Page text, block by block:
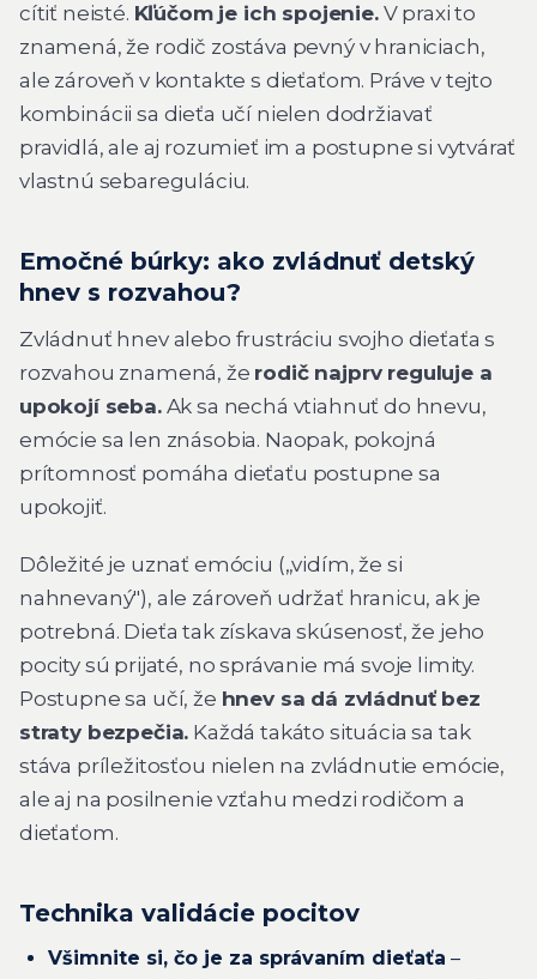
cítiť neisté. Kľúčom je ich spojenie.V praxi to
znamená, že rodič zostáva pevný v hraniciach,
ale zároveň v kontakte s dieťaťom. Práve v tejto
kombinácii sa dieťa učí nielen dodržiavať
pravidlá, ale aj rozumieť im a postupne si vytvárať
vlastnú sebareguláciu.
Emočné búrky: ako zvládnuť detský
hnev s rozvahou?
Zvládnuť hnev alebo frustráciu svojho dieťaťa s
rozvahou znamená, že rodič najprv reguluje a
upokojí seba.Ak sa nechá vtiahnuť do hnevu,
emócie sa len znásobia. Naopak, pokojná
prítomnosť pomáha dieťaťu postupne sa
upokojiť.
Dôležité je uznať emóciu („vidím, že si
nahnevaný"), ale zároveň udržať hranicu, ak je
potrebná. Dieťa tak získava skúsenosť, že jeho
pocity sú prijaté, no správanie má svoje limity.
Postupne sa učí, že hnev sa dá zvládnuť bez
straty bezpečia. Každá takáto situácia sa tak
stáva príležitosťou nielen na zvládnutie emócie,
ale aj na posilnenie vzťahu medzi rodičom a
dieťaťom.
Technika validácie pocitov
Všimnite si, čo je za správaním dieťaťa –